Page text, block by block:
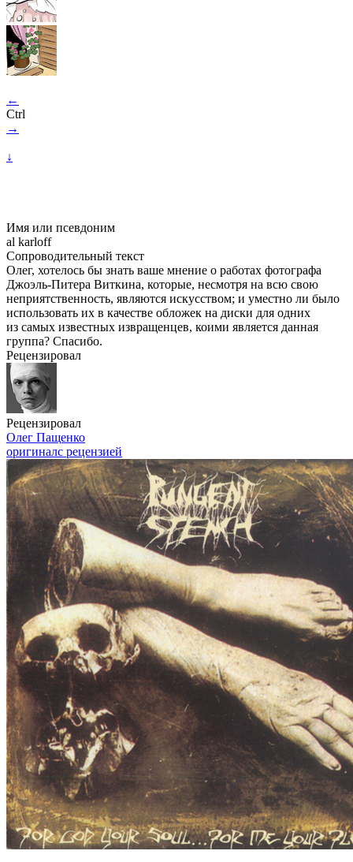
←
Ctrl
→
↓
Имя или псевдоним
al karloff
Сопроводительный текст
Олег, хотелось бы знать ваше мнение о работах фотографа
Джоэль-Питера Виткина, которые, несмотря на всю свою
неприятственность, являются искусством; и уместно ли было
использовать их в качестве обложек на диски для одних
из самых известных извращенцев, коими является данная
группа? Спасибо.
Рецензировал
Рецензировал
Олег Пащенко
оригиналс рецензией